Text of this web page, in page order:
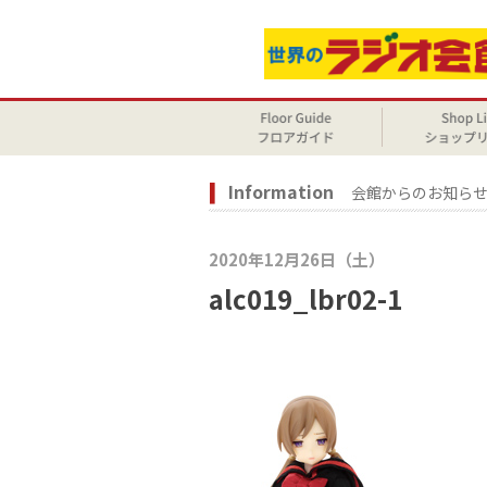
Information 会館からのお知らせ
2020年12月26日（土）
alc019_lbr02-1